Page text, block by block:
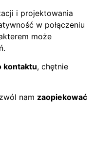
i projektowania
w połączeniu
może
kontaktu, chętnie
nam zaopiekować